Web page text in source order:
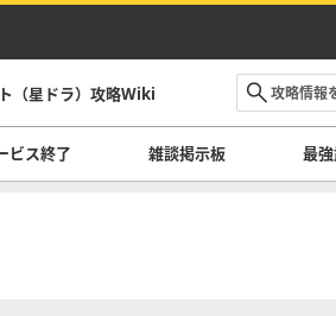
（星ドラ）攻略Wiki
ビス終了 雑談掲示板 最